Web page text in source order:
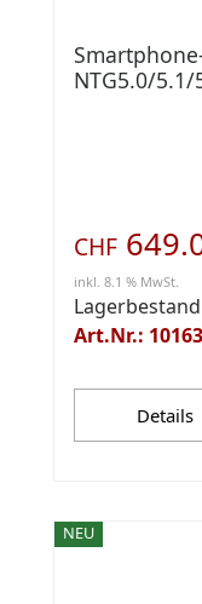
NTG5.0/5.1/
CHF
inkl. 8.1 % MwSt.
Art.Nr.:
Details
NEU